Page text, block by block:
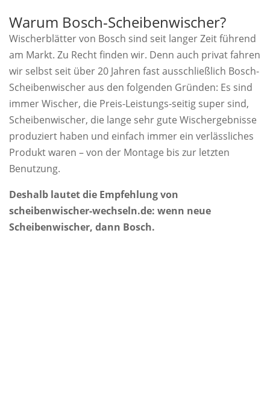
Warum Bosch-Scheibenwischer?
Wischerblätter von Bosch sind seit langer Zeit führend
am Markt. Zu Recht finden wir. Denn auch privat fahren
wir selbst seit über 20 Jahren fast ausschließlich Bosch-
Scheibenwischer aus den folgenden Gründen: Es sind
immer Wischer, die Preis-Leistungs-seitig super sind,
Scheibenwischer, die lange sehr gute Wischergebnisse
produziert haben und einfach immer ein verlässliches
Produkt waren – von der Montage bis zur letzten
Benutzung.
Deshalb lautet die Empfehlung von
scheibenwischer-wechseln.de: wenn neue
Scheibenwischer, dann Bosch.